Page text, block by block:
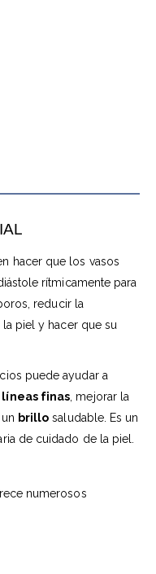
hacer que los vasos
rítmicamente para
reducir la
piel y hacer que su
puede ayudar a
finas , mejorar la
brillo saludable. Es un
de cuidado de la piel.
numerosos